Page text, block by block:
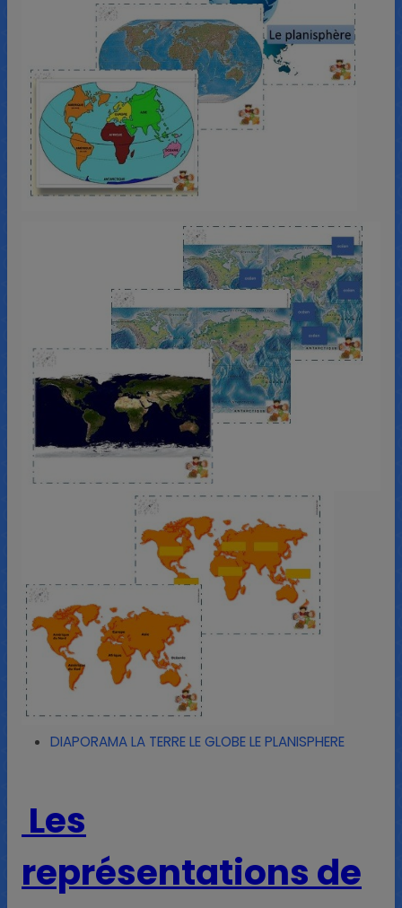
DIAPORAMA LA TERRE LE GLOBE LE PLANISPHERE
Les
représentations de